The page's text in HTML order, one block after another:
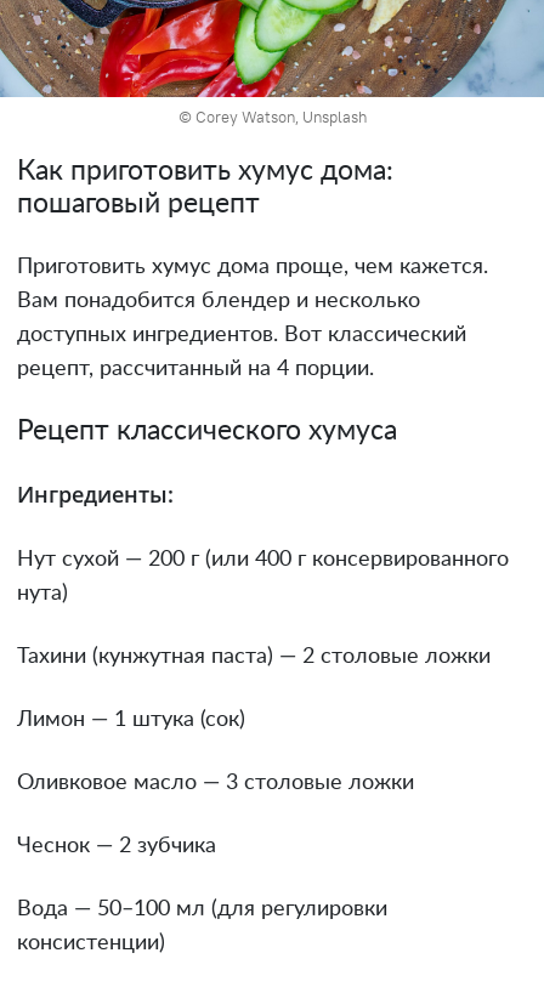
© Corey Watson, Unsplash
Как приготовить хумус дома:
пошаговый рецепт
Приготовить хумус дома проще, чем кажется.
Вам понадобится блендер и несколько
доступных ингредиентов. Вот классический
рецепт, рассчитанный на 4 порции.
Рецепт классического хумуса
Ингредиенты:
Нут сухой — 200 г (или 400 г консервированного
нута)
Тахини (кунжутная паста) — 2 столовые ложки
Лимон — 1 штука (сок)
Оливковое масло — 3 столовые ложки
Чеснок — 2 зубчика
Вода — 50–100 мл (для регулировки
консистенции)